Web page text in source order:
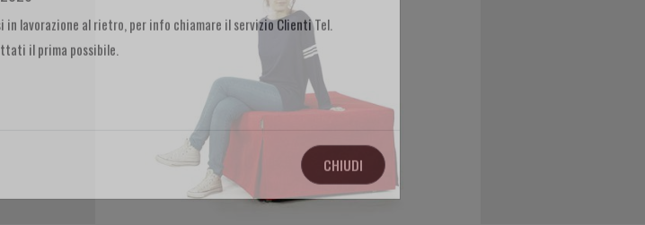
lavorazione al rietro, per info chiamare il servizio Clienti Tel.
il prima possibile.
CHIUDI